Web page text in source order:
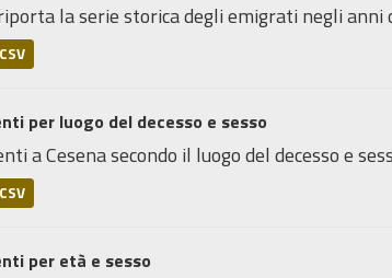
la serie storica degli emigrati negli anni
CSV
per luogo del decesso e sesso
a Cesena secondo il luogo del decesso e
CSV
per età e sesso